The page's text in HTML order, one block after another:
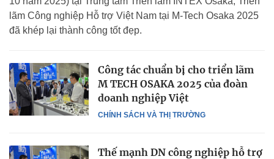
lãm Công nghiệp Hỗ trợ Việt Nam tại M-Tech Osaka 2025
đã khép lại thành công tốt đẹp.
CHÍNH SÁCH VÀ THỊ TRƯỜNG
Công tác chuẩn bị cho triển lãm
M TECH OSAKA 2025 của đoàn
doanh nghiệp Việt
Thế mạnh DN công nghiệp hỗ trợ